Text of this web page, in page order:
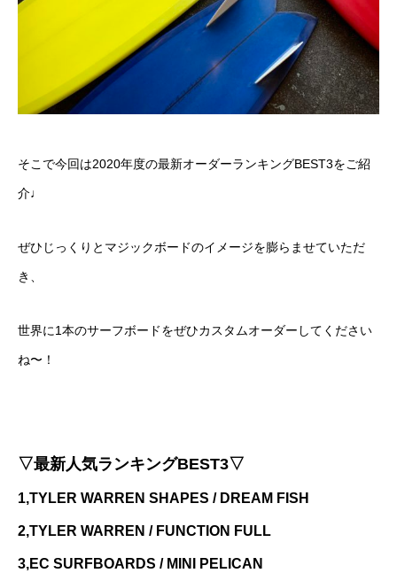
そこで今回は2020年度の最新オーダーランキングBEST3をご紹
介♩
ぜひじっくりとマジックボードのイメージを膨らませていただ
き、
世界に1本のサーフボードをぜひカスタムオーダーしてください
ね〜！
▽最新人気ランキングBEST3▽
1,TYLER WARREN SHAPES / DREAM FISH
2,TYLER WARREN / FUNCTION FULL
3,EC SURFBOARDS / MINI PELICAN